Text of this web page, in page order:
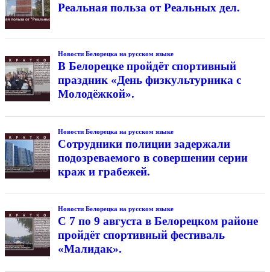
Реальная польза от Реальных дел.
Новости Белорецка на русском языке
В Белорецке пройдёт спортивный
праздник «День физкультурника с
Молодёжкой».
Новости Белорецка на русском языке
Сотрудники полиции задержали
подозреваемого в совершении серии
краж и грабежей.
Новости Белорецка на русском языке
С 7 по 9 августа в Белорецком районе
пройдёт спортивный фестиваль
«Малидак».